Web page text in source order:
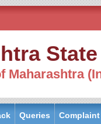
Maharashtra
Queries Complaint